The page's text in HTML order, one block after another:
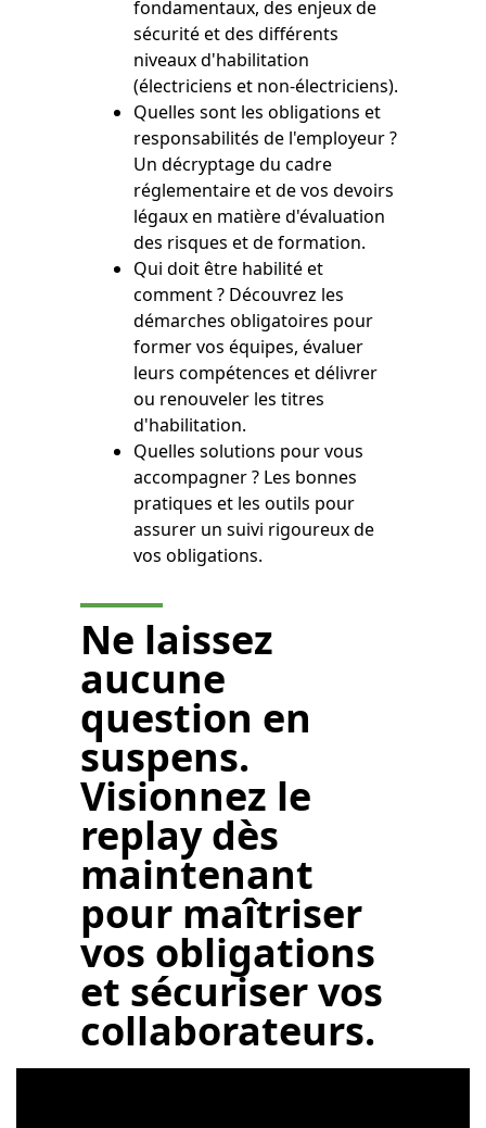
fondamentaux, des enjeux de
sécurité et des différents
niveaux d'habilitation
(électriciens et non-électriciens).
Quelles sont les obligations et
responsabilités de l'employeur ?
Un décryptage du cadre
réglementaire et de vos devoirs
légaux en matière d'évaluation
des risques et de formation.
Qui doit être habilité et
comment ? Découvrez les
démarches obligatoires pour
former vos équipes, évaluer
leurs compétences et délivrer
ou renouveler les titres
d'habilitation.
Quelles solutions pour vous
accompagner ? Les bonnes
pratiques et les outils pour
assurer un suivi rigoureux de
vos obligations.
Ne laissez
aucune
question en
suspens.
Visionnez le
replay dès
maintenant
pour maîtriser
vos obligations
et sécuriser vos
collaborateurs.